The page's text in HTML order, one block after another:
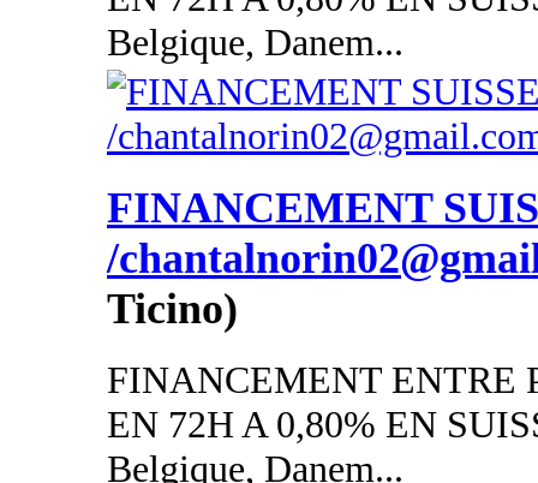
Belgique, Danem...
FINANCEMENT
/
Ticino)
FINANCEMENT ENTRE
EN 72H A 0,80% EN
Belgique, Danem...